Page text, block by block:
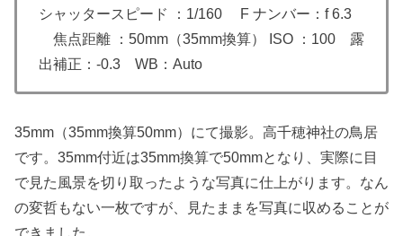
シャッタースピード ：1/160 F ナンバー：f 6.3
焦点距離 ：50mm（35mm換算） ISO ：100 露
出補正：-0.3 WB：Auto
35mm（35mm換算50mm）にて撮影。高千穂神社の鳥居
です。35mm付近は35mm換算で50mmとなり、実際に目
で見た風景を切り取ったような写真に仕上がります。なん
の変哲もない一枚ですが、見たままを写真に収めることが
できました。